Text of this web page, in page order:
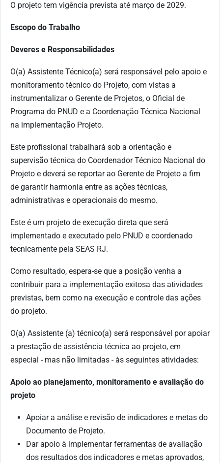
O projeto tem vigência prevista até março de 2029.
Escopo do Trabalho
Deveres e Responsabilidades
O(a) Assistente Técnico(a) será responsável pelo apoio e
monitoramento técnico do Projeto, com vistas a
instrumentalizar o Gerente de Projetos, o Oficial de
Programa do PNUD e a Coordenação Técnica Nacional
na implementação Projeto.
Este profissional trabalhará sob a orientação e
supervisão técnica do Coordenador Técnico Nacional do
Projeto e deverá se reportar ao Gerente de Projeto a fim
de garantir harmonia entre as ações técnicas,
administrativas e operacionais do mesmo.
Este é um projeto de execução direta que será
implementado e executado pelo PNUD e coordenado
tecnicamente pela SEAS RJ.
Como resultado, espera-se que a posição venha a
contribuir para a implementação exitosa das atividades
previstas, bem como na execução e controle das ações
do projeto.
O(a) Assistente (a) técnico(a) será responsável por apoiar
a prestação de assistência técnica ao projeto, em
especial - mas não limitadas - às seguintes atividades:
Apoio ao planejamento, monitoramento e avaliação do
projeto
Apoiar a análise e revisão de indicadores e metas do
Documento de Projeto.
Dar apoio à implementar ferramentas de avaliação
dos resultados dos indicadores e metas aprovados,